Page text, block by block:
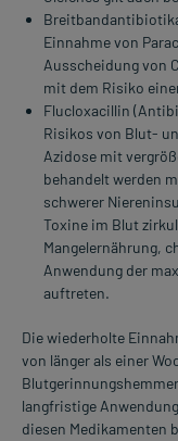
Einnahme von
Ausscheidung von
mit dem Risiko
Flucloxacillin
Risikos von Blut-
Azidose mit
behandelt werden
schwerer
Toxine im Blut
Mangelernährung,
Anwendung der
auftreten.
Die wiederholte
von länger als einer
langfristige
diesen Medikamenten